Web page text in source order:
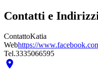
Contatti e
ContattoKatia
Webhttps://
Tel.3335066595
